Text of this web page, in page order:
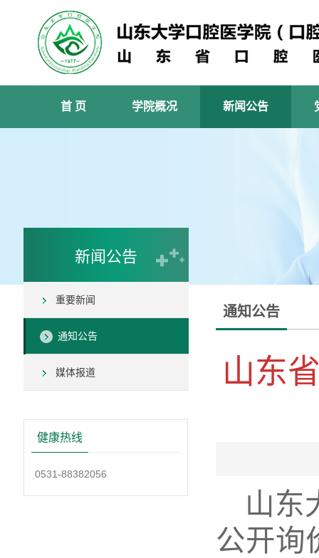
首 页 学院概况 新闻公告
新闻公告
重要新闻
通知公告
媒体报道
健康热线
0531-88382056
通知公告
山东
山东
公开询